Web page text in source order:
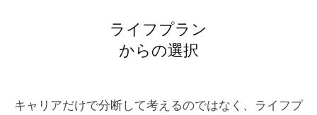
ライフプラン
からの選択
キャリアだけで分断して考えるのではなく、ライフプ